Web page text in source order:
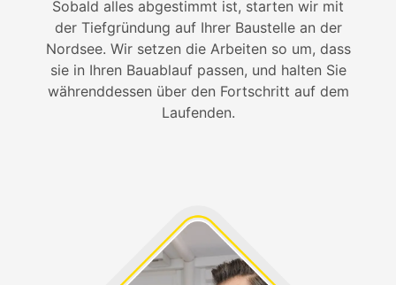
Sobald alles abgestimmt ist, starten wir mit
der Tiefgründung auf Ihrer Baustelle an der
Nordsee. Wir setzen die Arbeiten so um, dass
sie in Ihren Bauablauf passen, und halten Sie
währenddessen über den Fortschritt auf dem
Laufenden.